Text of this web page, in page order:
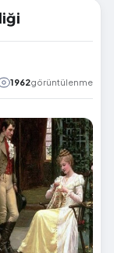
1962görüntülenme